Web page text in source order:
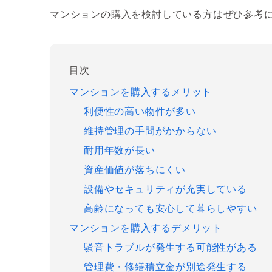
マンションの購入を検討している方はぜひ参考
目次
マンションを購入するメリット
利便性の高い物件が多い
維持管理の手間がかからない
耐用年数が長い
資産価値が落ちにくい
設備やセキュリティが充実している
高齢になっても安心して暮らしやすい
マンションを購入するデメリット
騒音トラブルが発生する可能性がある
管理費・修繕積立金が別途発生する